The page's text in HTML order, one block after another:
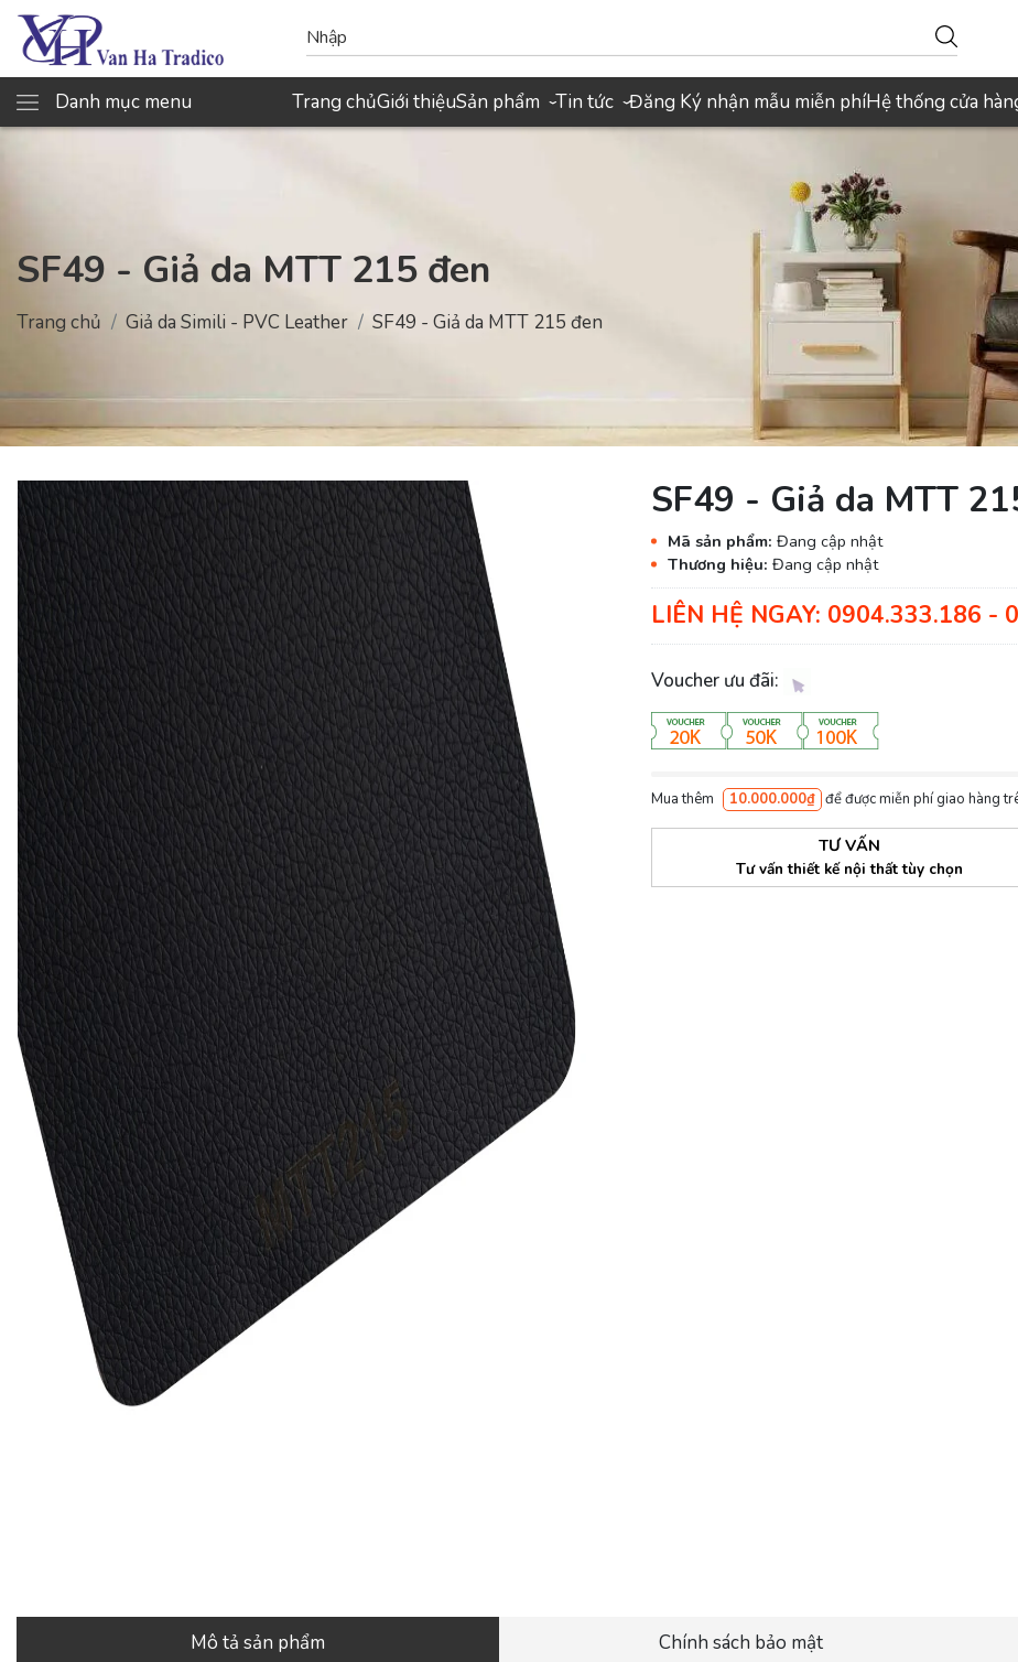
Danh mục menu Trang chủGiới thiệuSản phẩm ›Tin tức ›Đăng Ký nhận mẫu miễn phíHệ thống cửa
SF49 - Giả da MTT 215 đen
Trang chủ Giả da Simili - PVC Leather SF49 - Giả da MTT 215 đen
SF49 - Giả da MTT
Mã sản phẩm: Đang cập nhật
Thương hiệu: Đang cập nhật
LIÊN HỆ NGAY: 0904.333.186 -
Voucher ưu đãi:
Mua thêm 10.000.000₫ để được miễn phí giao hàng
TƯ VẤN
Tư vấn thiết kế nội thất tùy chọn
Mô tả sản phẩm Chính sách bảo mật